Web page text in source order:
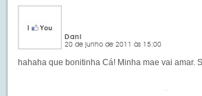
Dani
20 de junho de 2011 às 15:00
hahaha que bonitinha Cá! Minha mae vai amar.